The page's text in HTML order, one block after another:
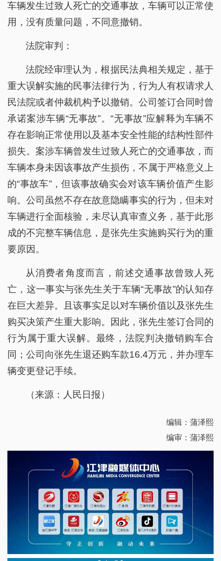
车辆发生过致人死亡的交通事故，车辆可以正常使
用，没有质量问题，不同意撤销。
法院审判：
法院经审理认为，根据民法典相关规定，基于
重大误解实施的民事法律行为，行为人有权请求人
民法院或者仲裁机构予以撤销。公司签订合同时曾
承诺案涉车辆“无事故”。“无事故”应解释为车辆不
存在影响正常使用以及基本安全性能的结构性部件
损失。案涉车辆曾发生过致人死亡的交通事故，而
车辆本身未因该事故产生损伤，不属于严格意义上
的“事故车”，但该事故确实会对该车辆价值产生影
响。公司虽然不存在故意隐瞒事实的行为，但未对
车辆进行全面核验，未尽认真审查义务，基于此形
成的不完整车辆信息，是张先生实施购买行为的重
要原因。
从消费者角度而言，前述交通事故曾致人死
亡，这一事实与张先生关于车辆“无事故”的认知存
在巨大差异。且该事实足以对车辆价值以及张先生
购买决策产生重大影响。因此，张先生签订合同的
行为属于重大误解。最终，法院判决撤销购车合
同；公司向张先生退还购车款16.4万元，并办理车
辆变更登记手续。
（来源：人民日报）
编辑：蒲泽熙
编审：蒲泽熙